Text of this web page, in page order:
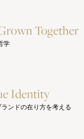
Together
学
Identity
ンドの在り方を考える